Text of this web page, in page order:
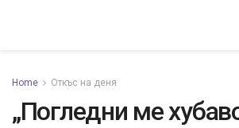
Home Откъс на деня
„Погледни ме